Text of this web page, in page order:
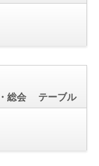
・総会 テーブル